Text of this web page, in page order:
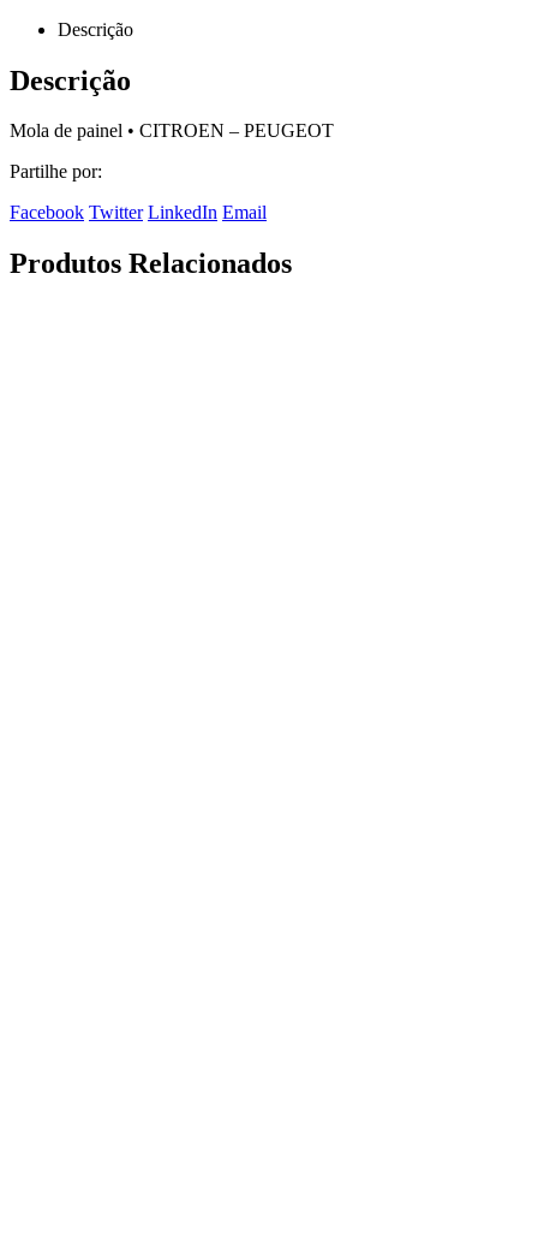
Descrição
Descrição
Mola de painel • CITROEN – PEUGEOT
Partilhe por:
Facebook Twitter LinkedIn Email
Produtos Relacionados